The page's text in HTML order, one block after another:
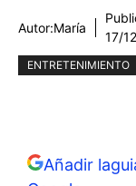
Autor:María
17/
ENTRETENIMIENTO
Añadir